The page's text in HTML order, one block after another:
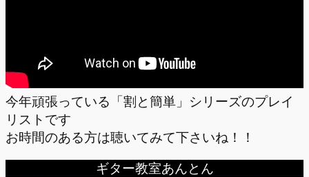
今年頑張っている「割と簡単」シリーズのプレイ
リストです
お時間のある方は聴いてみて下さいね！！
ギター教室あんとん